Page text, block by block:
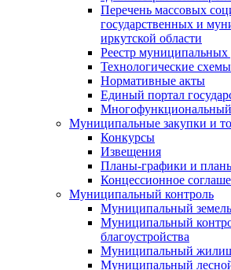
Перечень массовых
государственных и
иркутской области
Реестр муниципальных
Технологические схемы
Нормативные акты
Единый портал
Муниципальные закупки и
Конкурсы
Извещения
Планы-графики и
Концессионное
Муниципальный контроль
Муниципальный
Муниципальный
благоустройства
Муниципальный
Муниципальный